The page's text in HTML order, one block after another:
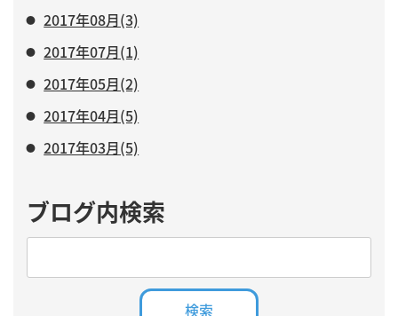
2017年08月(3)
2017年07月(1)
2017年05月(2)
2017年04月(5)
2017年03月(5)
ブログ内検索